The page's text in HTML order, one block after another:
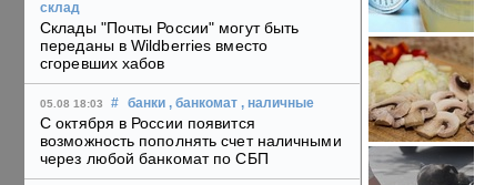
склад
Склады "Почты России" могут быть
переданы в Wildberries вместо
сгоревших хабов
05.08 18:03 # банки , банкомат , наличные
С октября в России появится
возможность пополнять счет наличными
через любой банкомат по СБП